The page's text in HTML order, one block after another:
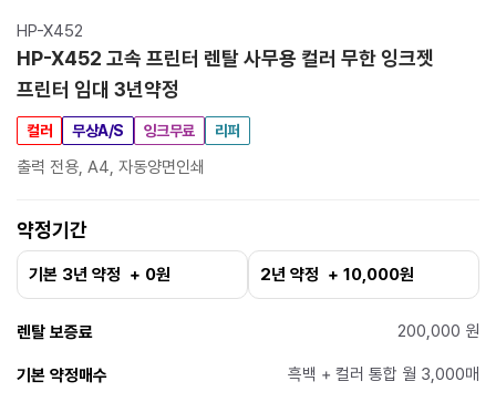
HP-X452
HP-X452 고속 프린터 렌탈 사무용 컬러 무한 잉크젯
프린터 임대 3년약정
컬러 무상A/S 잉크무료 리퍼
출력 전용, A4, 자동양면인쇄
약정기간
기본 3년 약정 + 0원 2년 약정 + 10,000원
렌탈 보증료 200,000 원
기본 약정매수 흑백 + 컬러 통합 월 3,000매